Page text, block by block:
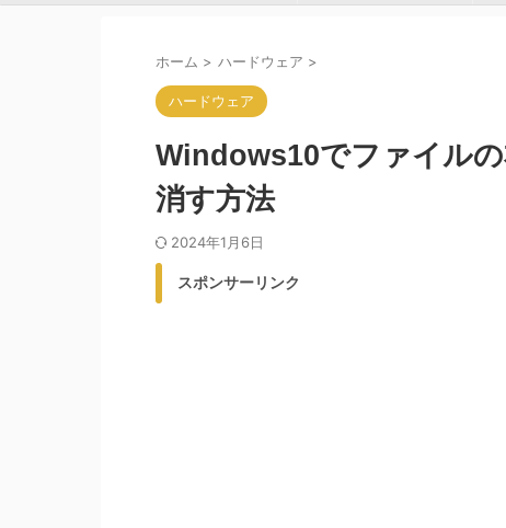
ホーム > ハードウェア >
ハードウェア
Windows10でファイル
消す方法
2024年1月6日
スポンサーリンク